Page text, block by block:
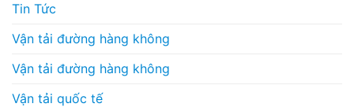
Tin Tức
Vận tải đường hàng không
Vận tải đường hàng không
Vận tải quốc tế